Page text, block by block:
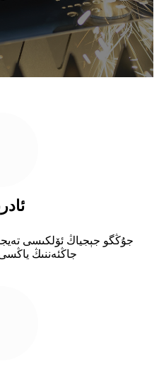
جۇڭگو جېجياڭ ئۆلكىسى
جاڭئەننىڭ ياڭسى يولى